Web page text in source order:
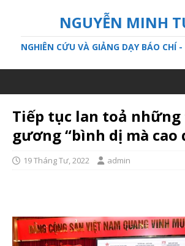
NGUYỄN MINH
NGHIÊN CỨU VÀ GIẢNG DẠY BÁO CHÍ
Tiếp tục lan toả
gương “bình dị mà cao
19 Tháng Tư, 2022 admin